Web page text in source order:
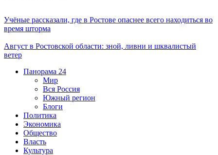
Учёные рассказали, где в Ростове опаснее всего находиться во
время шторма
Август в Ростовской области: зной, ливни и шквалистый
ветер
Панорама 24
Мир
Вся Россия
Южный регион
Блоги
Политика
Экономика
Общество
Власть
Культура